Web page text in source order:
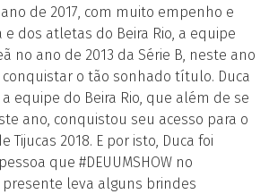
de 2017, com muito empenho e
e dos atletas do Beira Rio, a equipe
no ano de 2013 da Série B, neste ano
conquistar o tão sonhado título. Duca
equipe do Beira Rio, que além de se
ano, conquistou seu acesso para o
Tijucas 2018. E por isto, Duca foi
que #DEUUMSHOW no
leva alguns brindes